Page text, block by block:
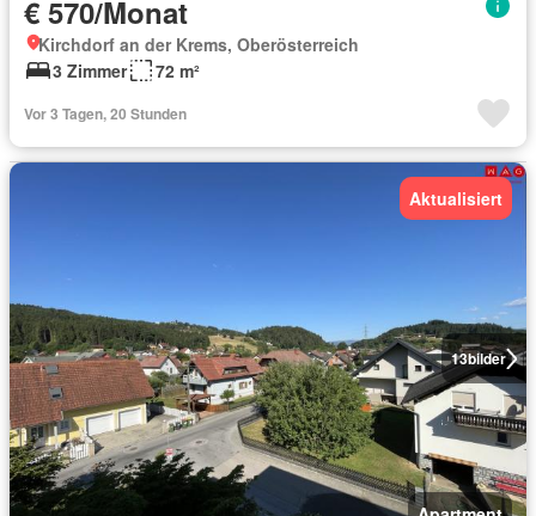
€ 570/Monat
Kirchdorf an der Krems, Oberösterreich
3 Zimmer
72 m²
Vor 3 Tagen, 20 Stunden
13bilder
Aktualisiert